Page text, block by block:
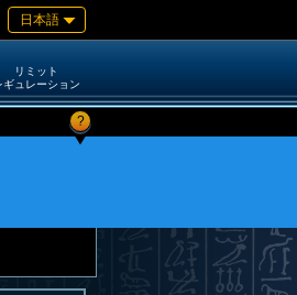
日本語
リミット
ギュレーション
?